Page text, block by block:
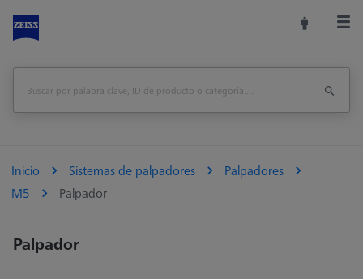
Inicio Sistemas de palpadores
Palpadores
M5
Palpador
Palpador